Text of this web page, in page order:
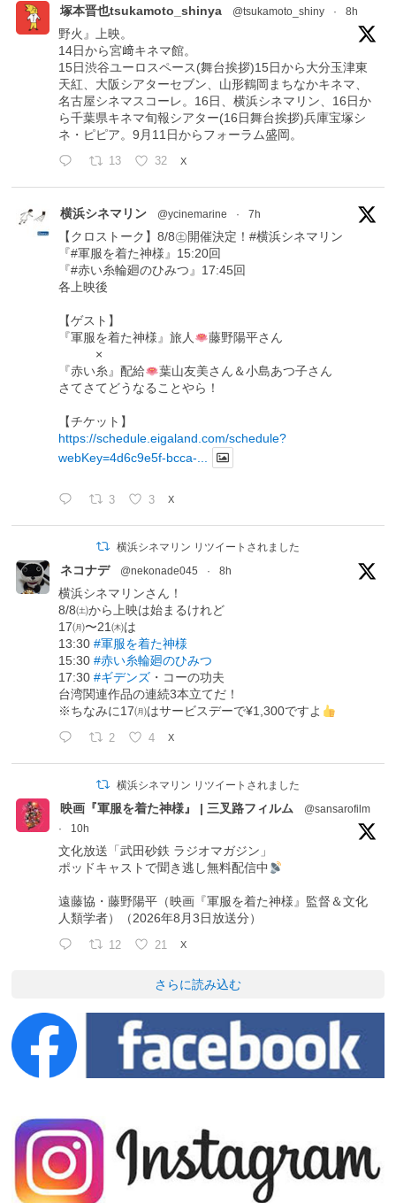
塚本晋也tsukamoto_shinya @tsukamoto_shiny · 8h
野火』上映。
14日から宮﨑キネマ館。
15日渋谷ユーロスペース(舞台挨拶)15日から大分玉津東
天紅、大阪シアターセブン、山形鶴岡まちなかキネマ、
名古屋シネマスコーレ。16日、横浜シネマリン、16日か
ら千葉県キネマ旬報シアター(16日舞台挨拶)兵庫宝塚シ
ネ・ピピア。9月11日からフォーラム盛岡。
13 32 X
横浜シネマリン @ycinemarine · 7h
【クロストーク】8/8㊏開催決定！#横浜シネマリン
『#軍服を着た神様』15:20回
『#赤い糸輪廻のひみつ』17:45回
各上映後
【ゲスト】
『軍服を着た神様』旅人
藤野陽平さん
×
『赤い糸』配給
葉山友美さん＆小島あつ子さん
さてさてどうなることやら！
【チケット】
https://schedule.eigaland.com/schedule?
webKey=4d6c9e5f-bcca-...
3 3 X
横浜シネマリン リツイートされました
ネコナデ @nekonade045 · 8h
横浜シネマリンさん！
8/8㈯から上映は始まるけれど
17㈪〜21㈭は
13:30#軍服を着た神様
15:30#赤い糸輪廻のひみつ
17:30#ギデンズ ・コーの功夫
台湾関連作品の連続3本立てだ！
※ちなみに17㈪はサービスデーで¥1,300ですよ
2 4 X
横浜シネマリン リツイートされました
映画『軍服を着た神様』 | 三叉路フィルム
@sansarofilm
·
10h
文化放送「武田砂鉄 ラジオマガジン」
ポッドキャストで聞き逃し無料配信中
遠藤協・藤野陽平（映画『軍服を着た神様』監督＆文化
人類学者）（2026年8月3日放送分）
12 21 X
さらに読み込む